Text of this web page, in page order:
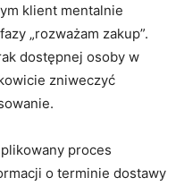
klient mentalnie
„rozważam zakup”.
dostępnej osoby w
zniweczyć
proces
o terminie dostawy